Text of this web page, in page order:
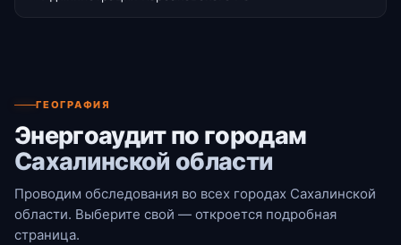
ГЕОГРАФИЯ
Энергоаудит по городам
Сахалинской области
Проводим обследования во всех городах Сахалинской
области. Выберите свой — откроется подробная
страница.